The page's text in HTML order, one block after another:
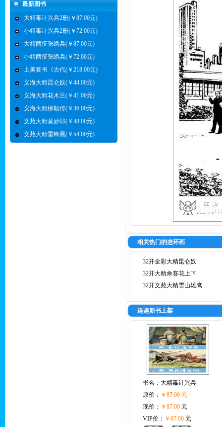
最新图书
大精毒计兴兵2册(￥87.00元)
小精毒计兴兵2册(￥72.00元)
大精两征张绣兵(￥87.00元)
小精两征张绣兵(￥72.00元)
上美套书《古代(￥218.00元)
义海大精昆仑奴(￥44.00元)
义海大精花木兰(￥41.00元)
义海大精柳毅传(￥36.00元)
文苑大精黄妙郎(￥48.00元)
文苑大精雷锋黑(￥54.00元)
相关热门的连环画
32开全彩大精昆仑奴
32开大精佘赛花上下
32开文苑大精雪山雄鹰
连趣新书上架
书名： 大精毒计兴兵
原价： ￥87.00 元
现价： ￥87.00元
VIP价： ￥87.00元